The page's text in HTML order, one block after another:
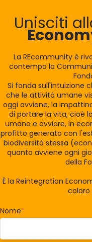
Unisciti
La REcommunity è
contempo la
Si fonda sull'intuizione
che le attività umane
oggi avviene, la
di portare la vita, cioè
umano e avviare, in
profitto generato con
biodiversità stessa
quanto avviene ogni
della
È la Reintegration
coloro
Nome*